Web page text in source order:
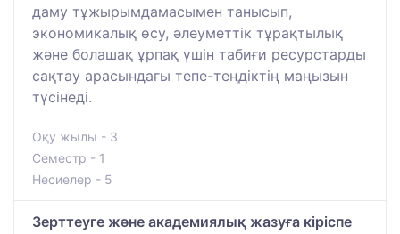
даму тұжырымдамасымен танысып,
экономикалық өсу, әлеуметтік тұрақтылық
және болашақ ұрпақ үшін табиғи ресурстарды
сақтау арасындағы тепе-теңдіктің маңызын
түсінеді.
Оқу жылы - 3
Семестр - 1
Несиелер - 5
Зерттеуге және академиялық жазуға кіріспе